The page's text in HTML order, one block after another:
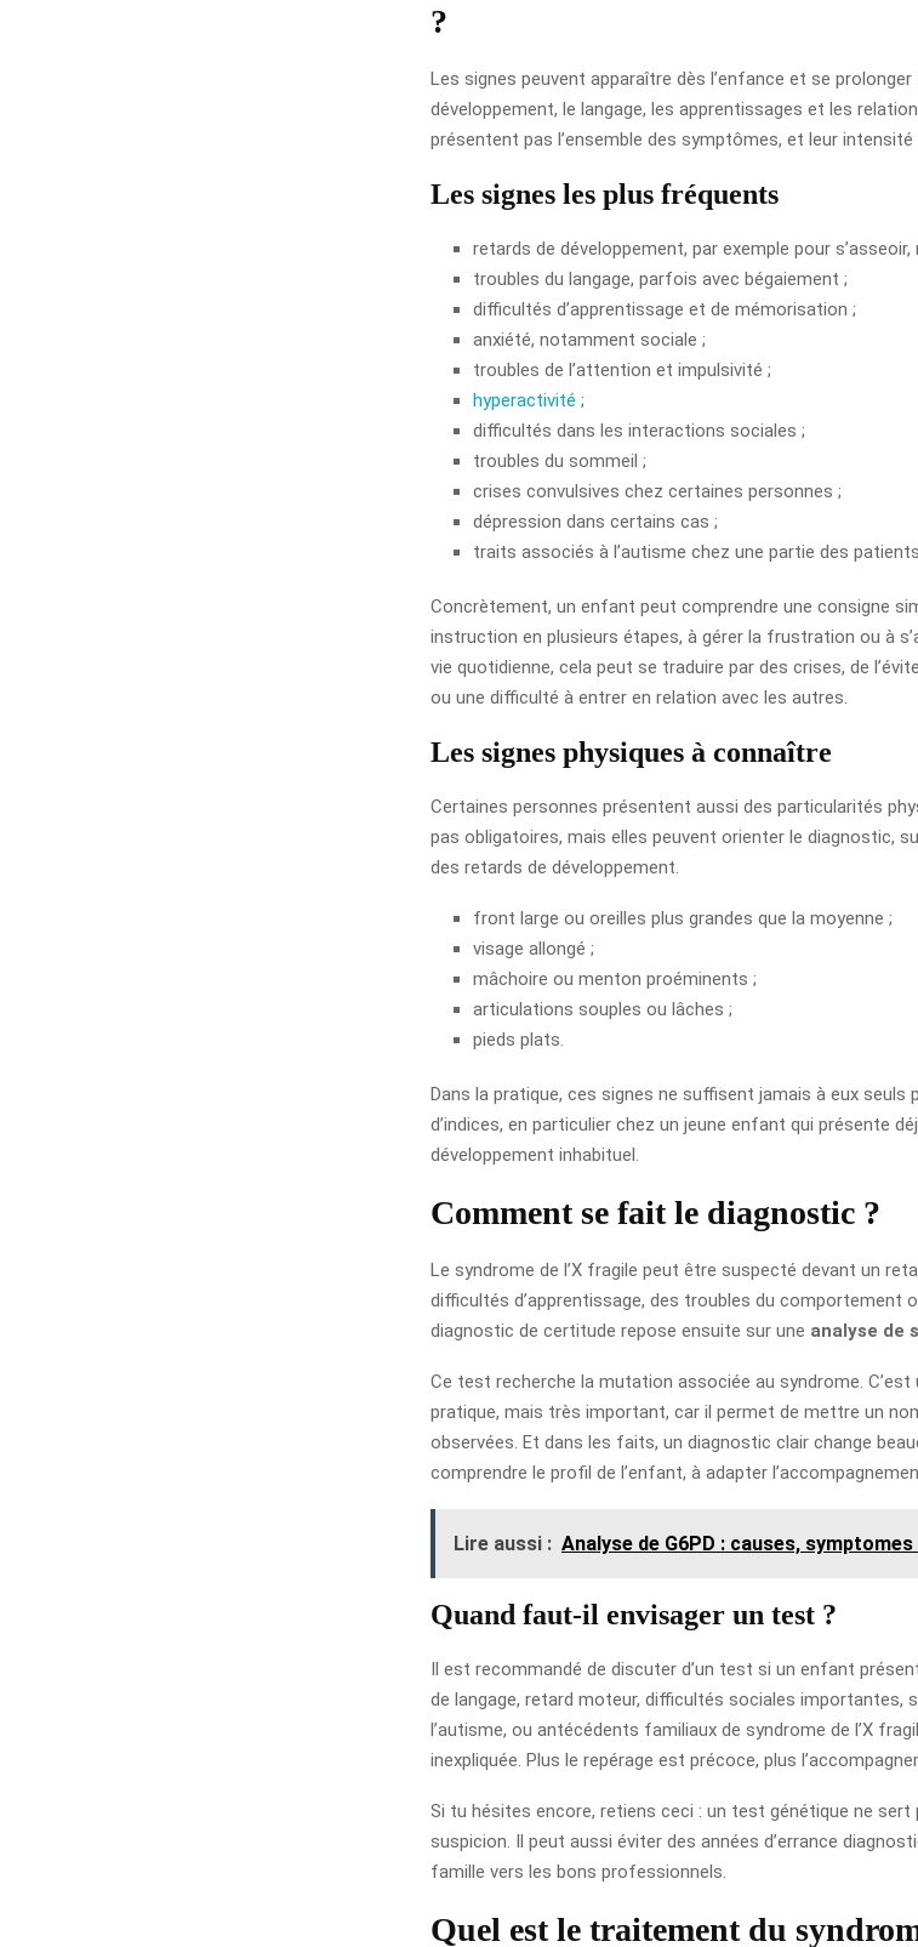
?
Les signes peuvent apparaître dès l’enfance et se
développement, le langage, les apprentissages et les
présentent pas l’ensemble des symptômes, et leur intensité
Les signes les plus fréquents
retards de développement, par exemple pour s’asseoir,
troubles du langage, parfois avec bégaiement ;
difficultés d’apprentissage et de mémorisation ;
anxiété, notamment sociale ;
troubles de l’attention et impulsivité ;
hyperactivité ;
difficultés dans les interactions sociales ;
troubles du sommeil ;
crises convulsives chez certaines personnes ;
dépression dans certains cas ;
traits associés à l’autisme chez une partie des patients.
Concrètement, un enfant peut comprendre une consigne
instruction en plusieurs étapes, à gérer la frustration ou à
vie quotidienne, cela peut se traduire par des crises, de
ou une difficulté à entrer en relation avec les autres.
Les signes physiques à connaître
Certaines personnes présentent aussi des particularités
pas obligatoires, mais elles peuvent orienter le diagnostic,
des retards de développement.
front large ou oreilles plus grandes que la moyenne ;
visage allongé ;
mâchoire ou menton proéminents ;
articulations souples ou lâches ;
pieds plats.
Dans la pratique, ces signes ne suffisent jamais à eux
d’indices, en particulier chez un jeune enfant qui présente
développement inhabituel.
Comment se fait le diagnostic ?
Le syndrome de l’X fragile peut être suspecté devant un
difficultés d’apprentissage, des troubles du comportement
diagnostic de certitude repose ensuite sur une analyse de
Ce test recherche la mutation associée au syndrome. C’est
pratique, mais très important, car il permet de mettre un
observées. Et dans les faits, un diagnostic clair change
comprendre le profil de l’enfant, à adapter
Lire aussi : Analyse de G6PD : causes,
Quand faut-il envisager un test ?
Il est recommandé de discuter d’un test si un enfant
de langage, retard moteur, difficultés sociales importantes,
l’autisme, ou antécédents familiaux de syndrome de l’X
inexpliquée. Plus le repérage est précoce, plus
Si tu hésites encore, retiens ceci : un test génétique ne
suspicion. Il peut aussi éviter des années d’errance
famille vers les bons professionnels.
Quel est le traitement du